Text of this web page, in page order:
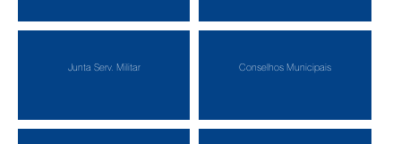
Junta Serv. Militar Conselhos Municipais